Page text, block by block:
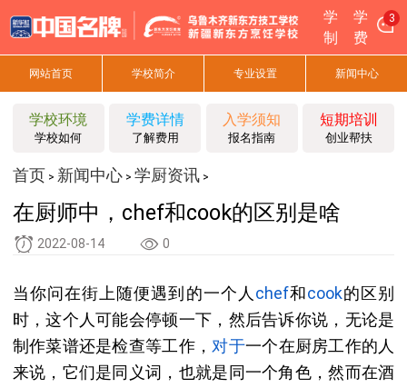
学
制
学
费
3
网站首页 学校简介 专业设置 新闻中心
学校环境
学校如何
学费详情
了解费用
入学须知
报名指南
短期培训
创业帮扶
首页 > 新闻中心> 学厨资讯>
在厨师中，chef和cook的区别是啥
2022-08-14 0
当你问在街上随便遇到的一个人 chef和cook的区别
时，这个人可能会停顿一下，然后告诉你说，无论是
制作菜谱还是检查等工作，对于一个在厨房工作的人
来说，它们是同义词，也就是同一个角色，然而在酒